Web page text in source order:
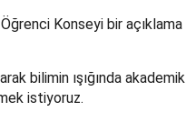
Konseyi bir açıklama
bilimin ışığında akademik
istiyoruz.